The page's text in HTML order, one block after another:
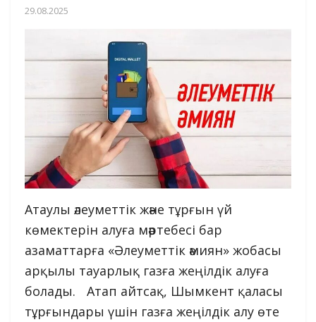
29.08.2025
Атаулы әлеуметтік және тұрғын үй
көмектерін алуға мәртебесі бар
азаматтарға «Әлеуметтік әмиян» жобасы
арқылы тауарлық газға жеңілдік алуға
болады. Атап айтсақ, Шымкент қаласы
тұрғындары үшін газға жеңілдік алу өте